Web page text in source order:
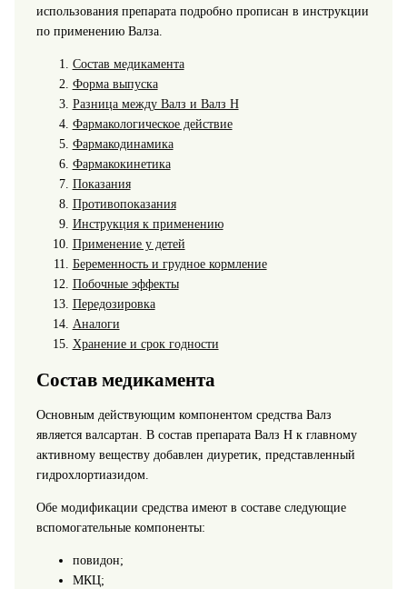
использования препарата подробно прописан в инструкции
по применению Валза.
Состав медикамента
Форма выпуска
Разница между Валз и Валз Н
Фармакологическое действие
Фармакодинамика
Фармакокинетика
Показания
Противопоказания
Инструкция к применению
Применение у детей
Беременность и грудное кормление
Побочные эффекты
Передозировка
Аналоги
Хранение и срок годности
Состав медикамента
Основным действующим компонентом средства Валз
является валсартан. В состав препарата Валз Н к главному
активному веществу добавлен диуретик, представленный
гидрохлортиазидом.
Обе модификации средства имеют в составе следующие
вспомогательные компоненты:
повидон;
МКЦ;